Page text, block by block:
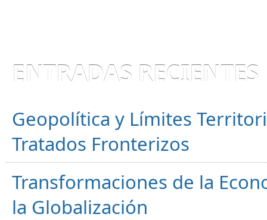
ENTRADAS RECIENTES
Geopolítica y Límites
Tratados Fronterizos
Transformaciones de la
la Globalización